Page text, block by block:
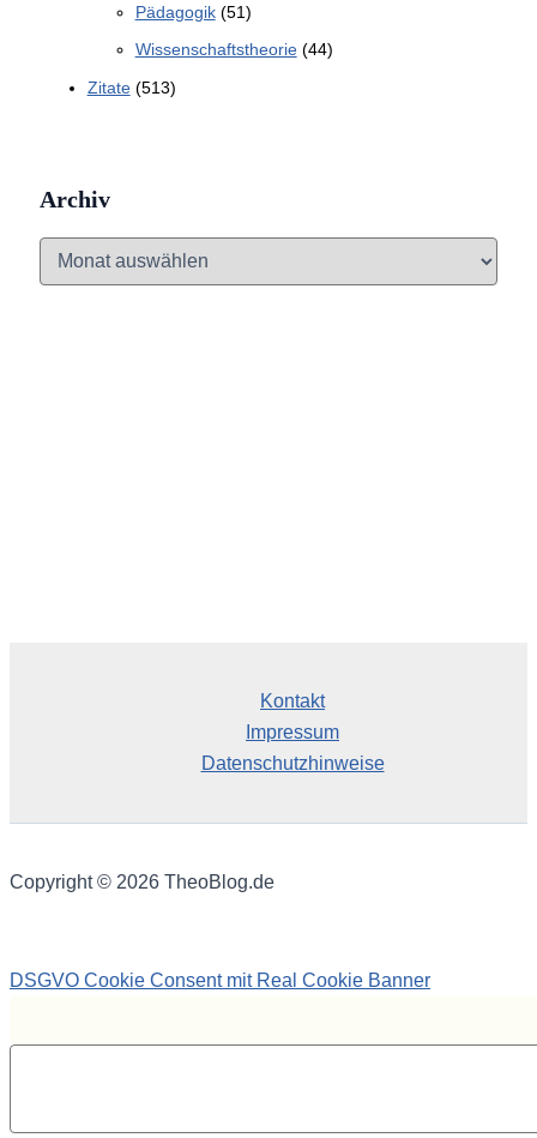
Pädagogik(51)
Wissenschaftstheorie(44)
Zitate(513)
Archiv
Kontakt
Impressum
Datenschutzhinweise
Copyright © 2026 TheoBlog.de
DSGVO Cookie Consent mit Real Cookie Banner